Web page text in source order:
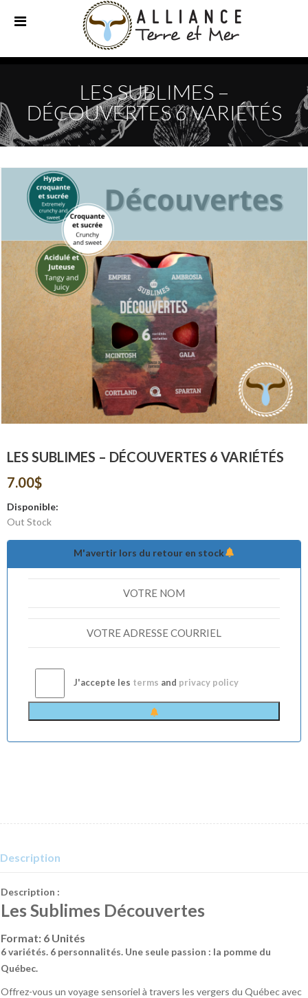
LES SUBLIMES –
DÉCOUVERTES 6 VARIÉTÉS
LES SUBLIMES – DÉCOUVERTES 6 VARIÉTÉS
7.00$
Disponible:
Out Stock
M'avertir lors du retour en stock
J'accepte les terms and privacy policy
Description
Description :
Les Sublimes Découvertes
Format: 6 Unités
6 variétés. 6 personnalités. Une seule passion : la pomme du
Québec.
Offrez-vous un voyage sensoriel à travers les vergers du Québec avec